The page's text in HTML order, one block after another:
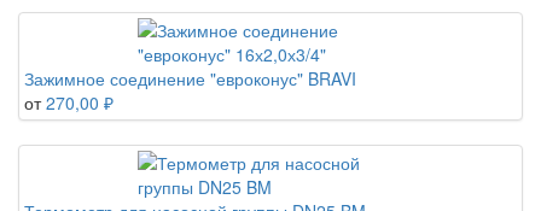
Зажимное соединение "евроконус" BRAVI
от 270,00 ₽